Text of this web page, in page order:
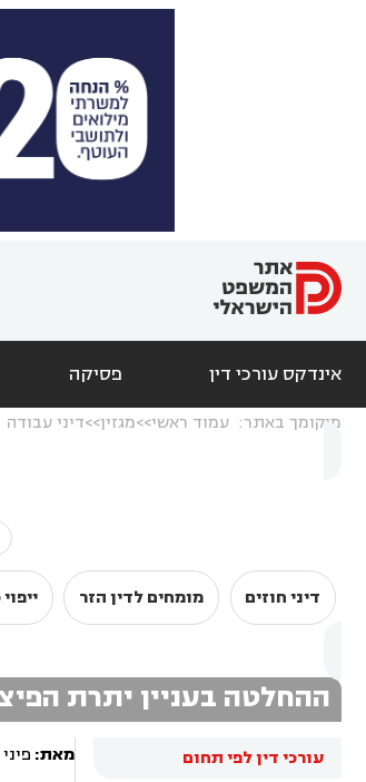
אינדקס עורכי דין פסיקה
מיקומך באתר: עמוד ראשי מגזין דיני עבודה
דיני חוזים מומחים לדין הזר
ההחלטה בעניין יתרת
עורכי דין לפי תחום
מאת: